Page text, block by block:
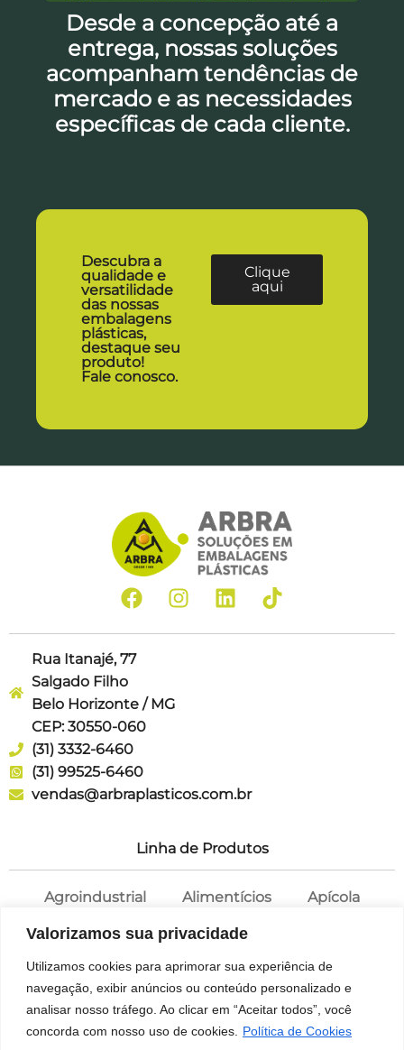
Valorizamos sua privacidade
Utilizamos cookies para aprimorar sua experiência de
navegação, exibir anúncios ou conteúdo personalizado e
analisar nosso tráfego. Ao clicar em “Aceitar todos”, você
concorda com nosso uso de cookies.
Política de Cookies
Desde a concepção até a
entrega, nossas soluções
acompanham tendências de
mercado e as necessidades
específicas de cada cliente.
Descubra a
qualidade e
versatilidade
das nossas
embalagens
plásticas,
destaque seu
produto!
Fale conosco.
Clique
aqui
Rua Itanajé, 77
Salgado Filho
Belo Horizonte / MG
CEP: 30550-060
(31) 3332-6460
(31) 99525-6460
vendas@arbraplasticos.com.br
Linha de Produtos
Agroindustrial Alimentícios
Apícola
Farmácia